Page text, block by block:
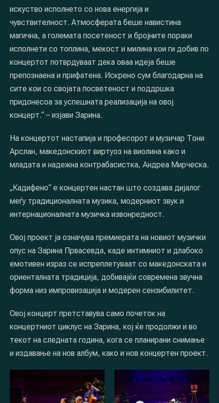
искуство исполнето со нова енергија и
чувствителност. Атмосферата беше навистина
магична, а големата посетеност и бројните пораки
исполнети со топлина, мекост и милина кои ги добив по
концертот потврдуваат дека оваа идеја беше
препознаена и прифатена. Искрено сум благодарна на
сите кои со својата посветеност и поддршка
придонесоа за успешната реализација на овој
концерт.“ – изјави Зарина.
На концертот настапија и професорот и музичар Тони
Арслан, македонскиот виртуоз на виолина како и
младата и надежна контрабасистка, Андреа Мирческа.
„Кадифено“ е концертен настан што создава дијалог
меѓу традиционалната музика, модерниот звук и
интернационалната музичка извонредност.
Овој проект ја означува премиерата на новиот музички
опус на Зарина Првасевда, каде интимниот и длабоко
емотивен израз се испреплетуваат со македонската и
ориенталната традиција, добивајќи современа звучна
форма низ импровизација и модерен сензибилитет.
Овој концерт претставува само почеток на
концертниот циклус на Зарина, кој ќе продолжи и во
текот на следната година, кога се планирани снимање
и издавање на нов албум, како и нов концертен проект.